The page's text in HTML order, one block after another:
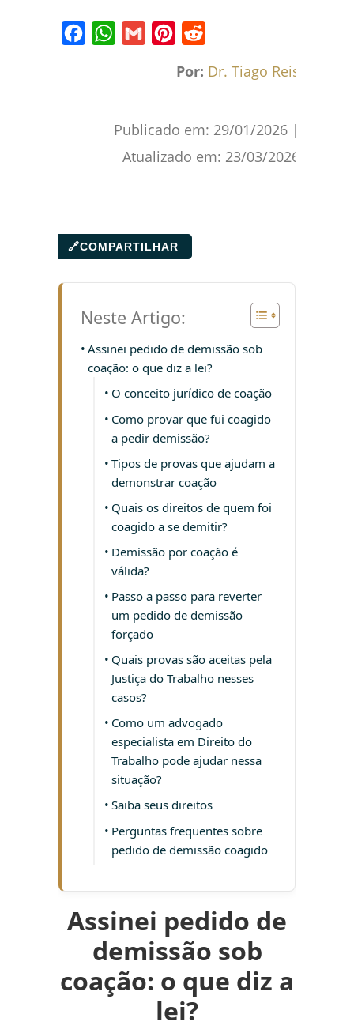
Por: Dr. Tiago Reis
Publicado em: 29/01/2026 |
Atualizado em: 23/03/2026
🔗COMPARTILHAR
Neste Artigo:
Assinei pedido de demissão sob
coação: o que diz a lei?
O conceito jurídico de coação
Como provar que fui coagido
a pedir demissão?
Tipos de provas que ajudam a
demonstrar coação
Quais os direitos de quem foi
coagido a se demitir?
Demissão por coação é
válida?
Passo a passo para reverter
um pedido de demissão
forçado
Quais provas são aceitas pela
Justiça do Trabalho nesses
casos?
Como um advogado
especialista em Direito do
Trabalho pode ajudar nessa
situação?
Saiba seus direitos
Perguntas frequentes sobre
pedido de demissão coagido
Assinei pedido de
demissão sob
coação: o que diz a
lei?